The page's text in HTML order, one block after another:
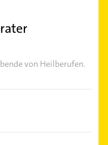
von Heilberufen.